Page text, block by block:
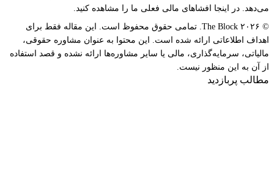
می‌دهد. در اینجا افشاهای مالی فعلی ما را مشاهده کنید.
© ۲۰۲۶ The Block. تمامی حقوق محفوظ است. این مقاله فقط برای
اهداف اطلاعاتی ارائه شده است. این محتوا به عنوان مشاوره حقوقی،
مالیاتی، سرمایه‌گذاری، مالی یا سایر مشاوره‌ها ارائه نشده و قصد استفاده
از آن به این منظور نیست.
مطالب پربازدید